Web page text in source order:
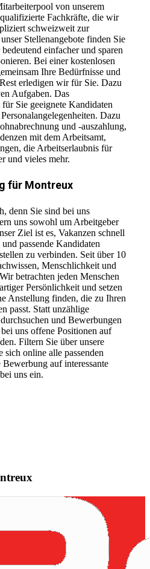
von unserem
Fachkräfte, die wir
schweizweit zur
Stellenangebote finden Sie
einfacher und sparen
Bei einer kostenlosen
Ihre Bedürfnisse und
erledigen wir für Sie. Dazu
Aufgaben. Das
Sie geeignete Kandidaten
Dazu
und -auszahlung,
mit dem Arbeitsamt,
die Arbeitserlaubnis für
und vieles mehr.
für Montreux
denn Sie sind bei uns
uns sowohl um Arbeitgeber
Ziel ist es, Vakanzen schnell
passende Kandidaten
zu verbinden. Seit über 10
Menschlichkeit und
betrachten jeden Menschen
Persönlichkeit und setzen
Anstellung finden, die zu Ihren
passt. Statt unzählige
und Bewerbungen
uns offene Positionen auf
Filtern Sie über unsere
sich online alle passenden
auf interessante
uns ein.